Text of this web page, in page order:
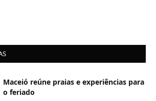
Maceió reúne praias e experiências para
o feriado